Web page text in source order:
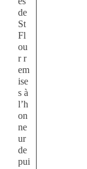
de
St
Fl
ou
r r
em
ise
s à
l’h
on
ne
ur
de
pui